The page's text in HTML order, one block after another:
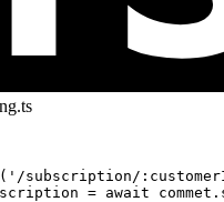
( '/subscription/
= await